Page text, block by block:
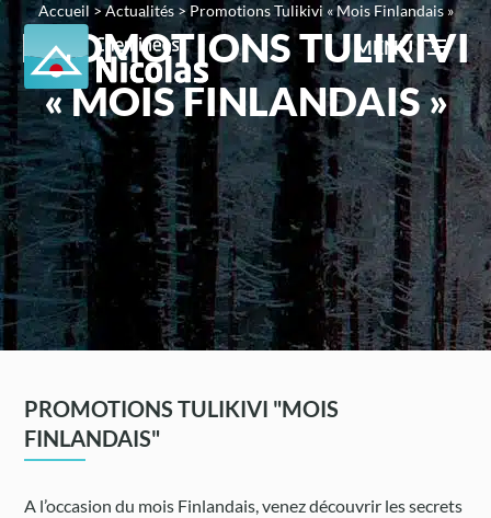
MENU
Accueil >Actualités>Promotions Tulikivi « Mois Finlandais »
PROMOTIONS TULIKIVI
« MOIS FINLANDAIS »
PROMOTIONS TULIKIVI "MOIS
FINLANDAIS"
A l’occasion du mois Finlandais, venez découvrir les secrets